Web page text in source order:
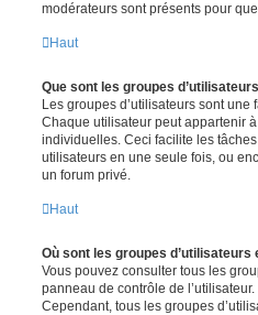
modérateurs sont présents pour
Haut
Que sont les groupes
Les groupes d’utilisateurs sont
Chaque utilisateur peut appartenir
individuelles. Ceci facilite les
utilisateurs en une seule fois, ou
un forum privé.
Haut
Où sont les groupes
Vous pouvez consulter tous les
panneau de contrôle de
Cependant, tous les groupes